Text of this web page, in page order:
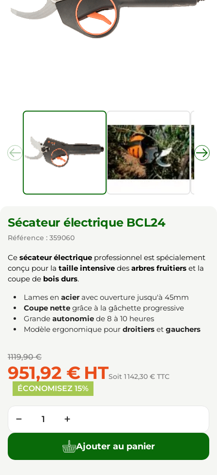
Sécateur électrique BCL24
Référence : 359060
Ce sécateur électrique professionnel est spécialement
conçu pour la taille intensive des arbres fruitiers et la
coupe de bois durs.
Lames en acier avec ouverture jusqu'à 45mm
Coupe nette grâce à la gâchette progressive
Grande autonomie de 8 à 10 heures
Modèle ergonomique pour droitiers et gauchers
1119,90 €
951,92 € HTSoit 1 142,30 € TTC
ÉCONOMISEZ 15%
Quantité
− +
Ajouter au panier